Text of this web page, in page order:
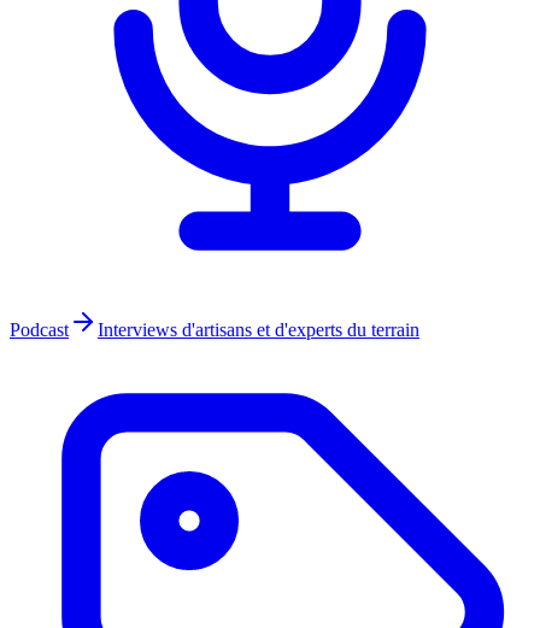
Podcast Interviews d'artisans et d'experts du terrain